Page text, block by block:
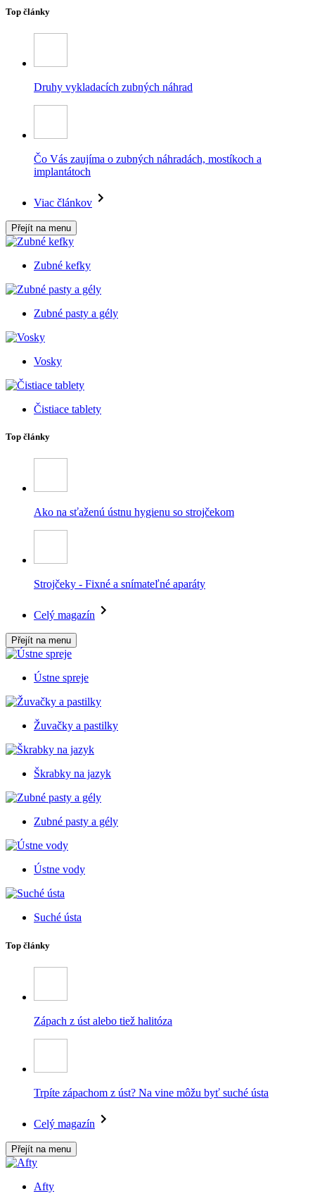
Top články
Druhy vykladacích zubných náhrad
Čo Vás zaujíma o zubných náhradách, mostíkoch a
implantátoch
Viac článkov
Přejít na menu
Zubné kefky
Zubné pasty a gély
Vosky
Čistiace tablety
Top články
Ako na sťaženú ústnu hygienu so strojčekom
Strojčeky - Fixné a snímateľné aparáty
Celý magazín
Přejít na menu
Ústne spreje
Žuvačky a pastilky
Škrabky na jazyk
Zubné pasty a gély
Ústne vody
Suché ústa
Top články
Zápach z úst alebo tiež halitóza
Trpíte zápachom z úst? Na vine môžu byť suché ústa
Celý magazín
Přejít na menu
Afty